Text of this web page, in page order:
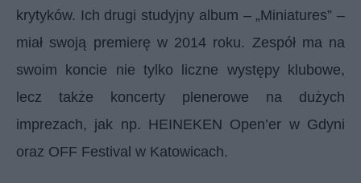
krytyków. Ich drugi studyjny album – „Miniatures” –
miał swoją premierę w 2014 roku. Zespół ma na
swoim koncie nie tylko liczne występy klubowe,
lecz także koncerty plenerowe na dużych
imprezach, jak np. HEINEKEN Open’er w Gdyni
oraz OFF Festival w Katowicach.